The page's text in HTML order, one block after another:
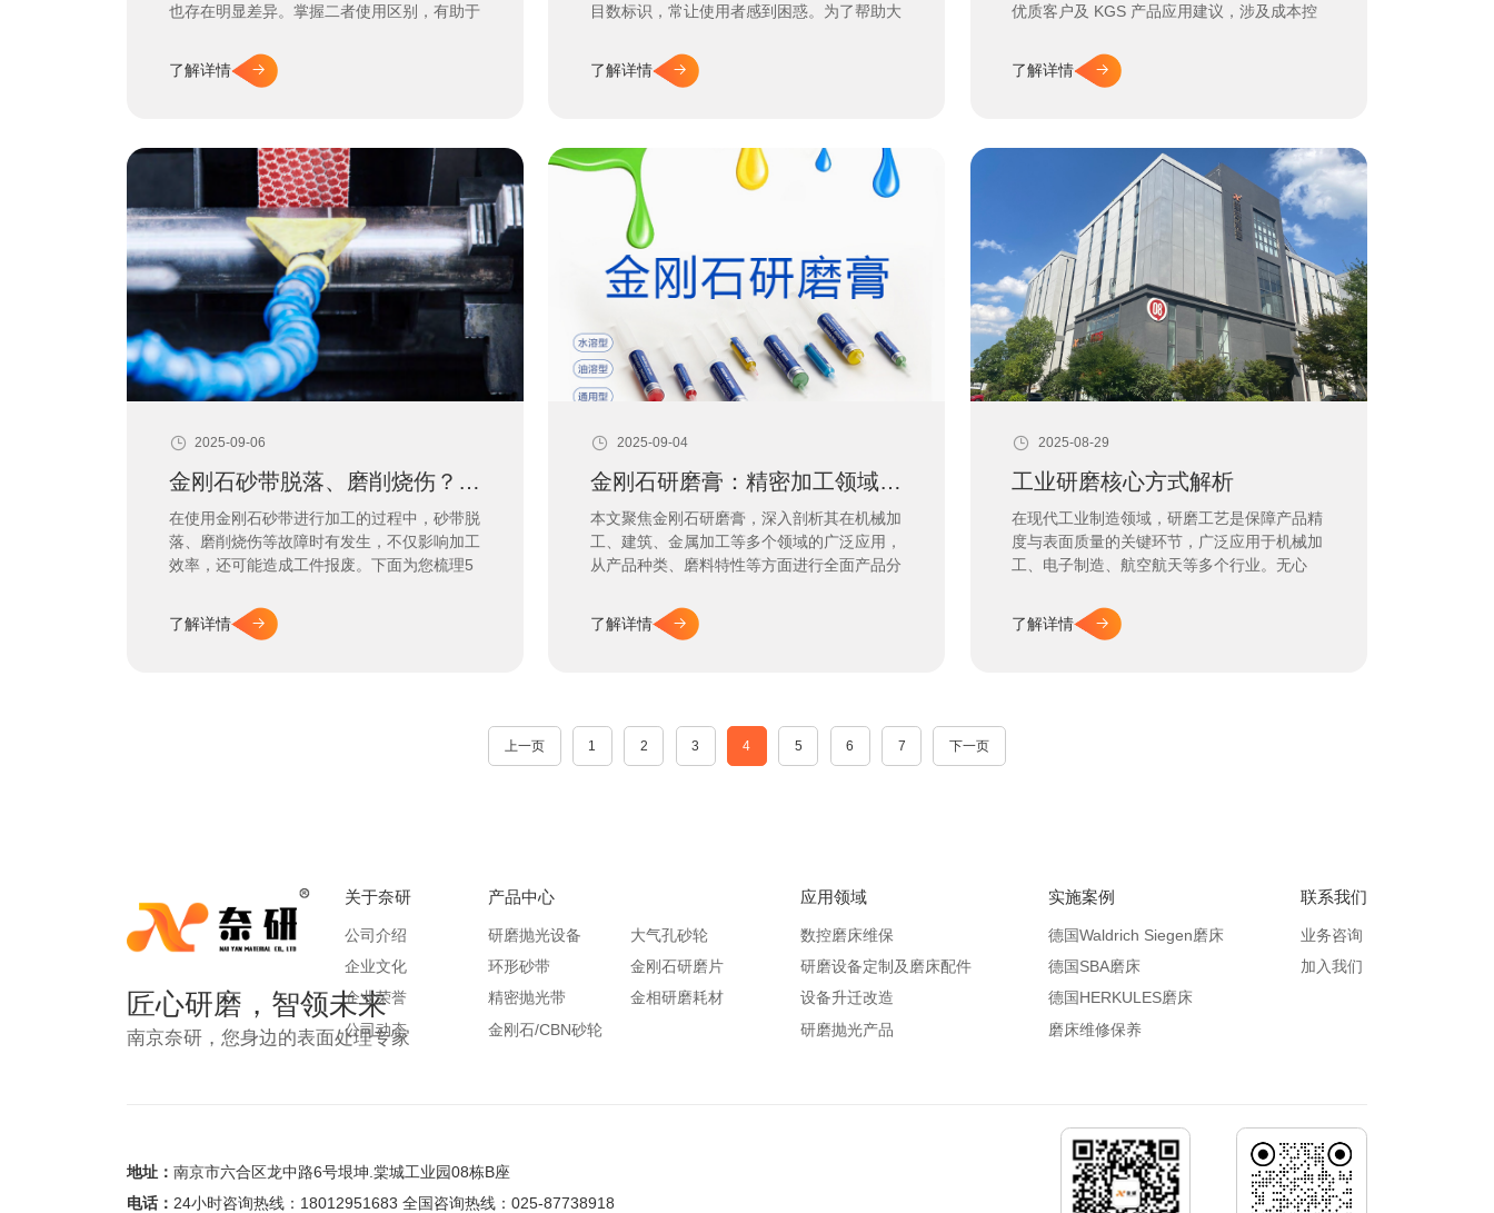
也存在明显差异。掌握二者使用区别，有助于
了解详情
目数标识，常让使用者感到困惑。为了帮助大
的粒度对照表，并解析相关要点。
了解详情
优质客户及 KGS 产品应用建议，涉及成本控
会做好产品、贴近市场需求、保持品质、提升
性价比与服务。此次交流巩固合作，南京奈研
了解详情
2025-09-06
金刚石砂带脱落、磨削烧伤？5大常见加工故障
在使用金刚石砂带进行加工的过程中，砂带脱
落、磨削烧伤等故障时有发生，不仅影响加工
效率，还可能造成工件报废。下面为您梳理5
您轻松应对难题。
了解详情
2025-09-04
金刚石研磨膏：精密加工领域的全能“工匠”
本文聚焦金刚石研磨膏，深入剖析其在机械加
工、建筑、金属加工等多个领域的广泛应用，
从产品种类、磨料特性等方面进行全面产品分
揭开这精密加工利器的神秘面纱。
了解详情
2025-08-29
工业研磨核心方式解析
在现代工业制造领域，研磨工艺是保障产品精
度与表面质量的关键环节，广泛应用于机械加
工、电子制造、航空航天等多个行业。无心
磨等不同的研磨方式，各自具备独特的技术特
点与适用场景。
了解详情
上一页 1 2 3 4 5 6 7 下一页
匠心研磨，智领未来
南京奈研，您身边的表面处理专家
关于奈研
公司介绍
企业文化
企业荣誉
公司动态
产品中心
研磨抛光设备
环形砂带
精密抛光带
金刚石/CBN砂轮
大气孔砂轮
金刚石研磨片
金相研磨耗材
应用领域
数控磨床维保
研磨设备定制及磨床配件
设备升迁改造
研磨抛光产品
实施案例
德国Waldrich Siegen磨床
德国SBA磨床
德国HERKULES磨床
磨床维修保养
联系我们
业务咨询
加入我们
地址：南京市六合区龙中路6号垠坤.棠城工业园08栋B座
电话：24小时咨询热线：18012951683 全国咨询热线：025-87738918